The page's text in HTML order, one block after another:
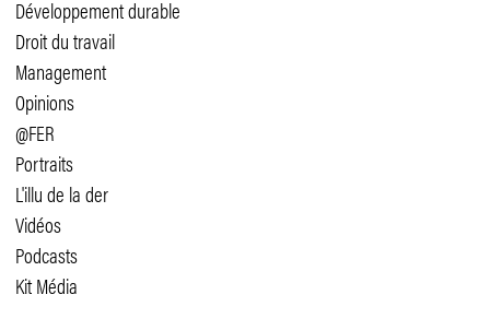
Développement durable
Droit du travail
Management
Opinions
@FER
Portraits
L'illu de la der
Vidéos
Podcasts
Kit Média